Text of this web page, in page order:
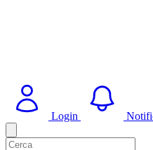
Login